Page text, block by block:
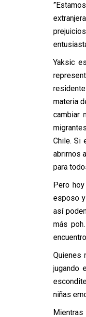
Yaksic
materia
cambiar
Chile. Si
abrirnos
para
Pero
esposo
así
más
Quienes
jugando
niñas